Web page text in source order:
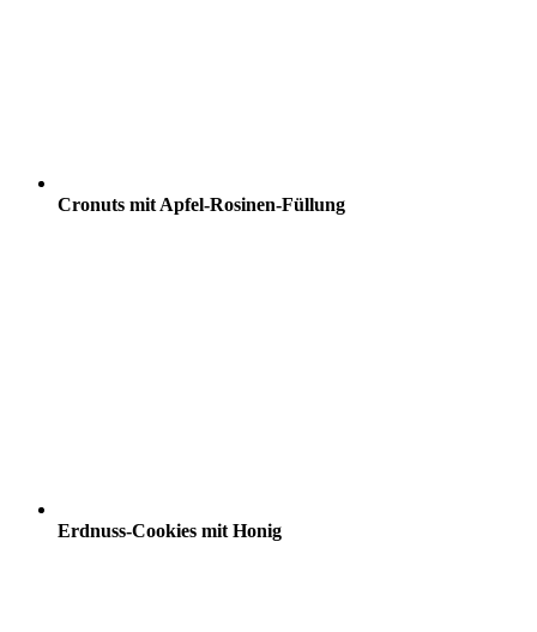
Cronuts mit Apfel-Rosinen-Füllung
Erdnuss-Cookies mit Honig